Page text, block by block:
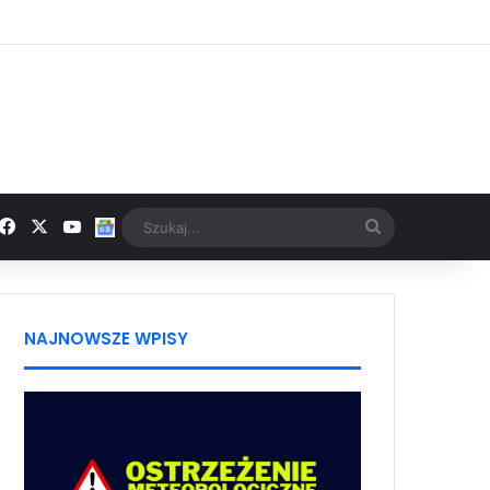
FacebookYouTubeGoogle News
NAJNOWSZE WPISY